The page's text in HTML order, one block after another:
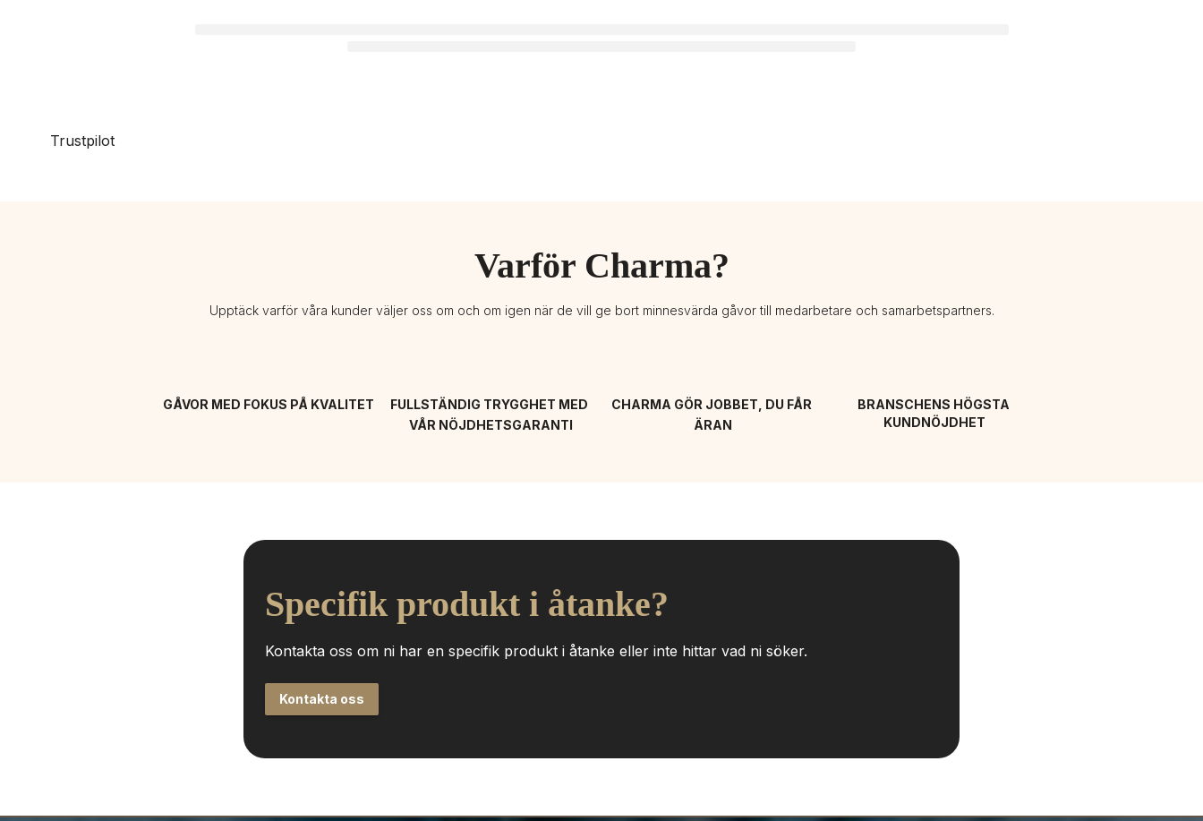
Trustpilot
Varför Charma?
Upptäck varför våra kunder väljer oss om och om igen när de vill ge bort minnesvärda gåvor till medarbetare och samarbetspartners.
GÅVOR MED FOKUS PÅ KVALITET
FULLSTÄNDIG TRYGGHET MED
VÅR NÖJDHETSGARANTI
CHARMA GÖR JOBBET, DU FÅR
ÄRAN
BRANSCHENS HÖGSTA
KUNDNÖJDHET
Specifik produkt i åtanke?
Kontakta oss om ni har en specifik produkt i åtanke eller inte hittar vad ni söker.
Kontakta oss